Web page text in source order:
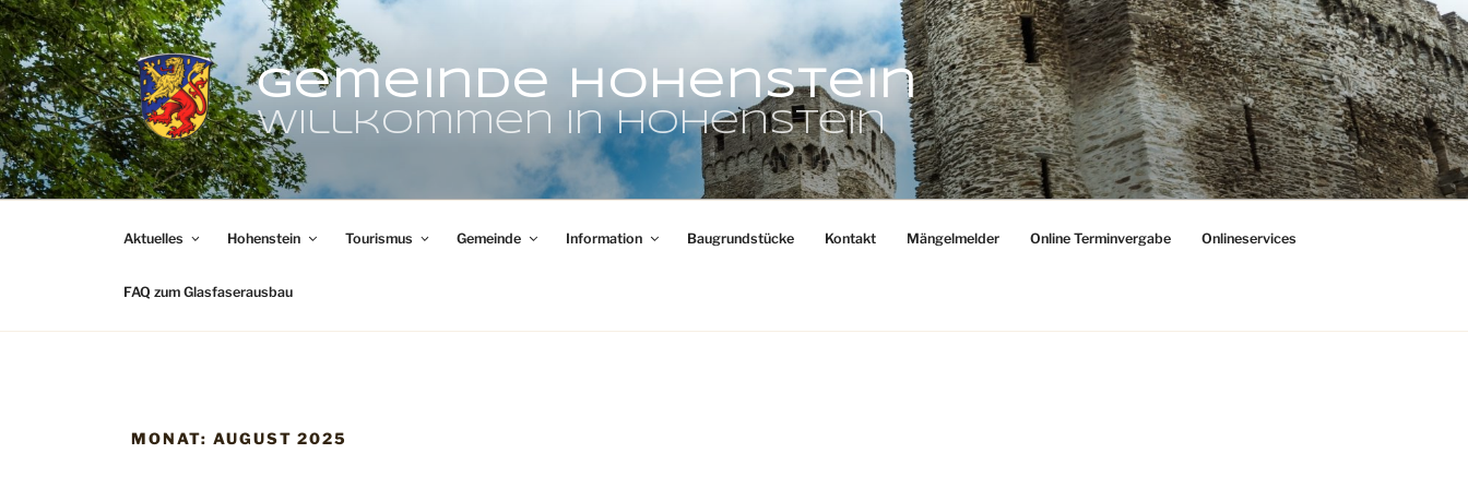
Zum
Inhalt
springen
Gemeinde Hohenstein
Willkommen in Hohenstein
Aktuelles Hohenstein Tourismus Gemeinde Information Baugrundstücke Kontakt Mängelmelder Online Terminvergabe Onlineservices
FAQ zum Glasfaserausbau
MONAT: AUGUST 2025